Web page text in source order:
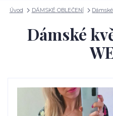
Úvod DÁMSKÉ OBLEČENÍ
Dámské